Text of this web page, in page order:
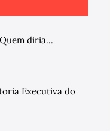
diria...
Executiva do